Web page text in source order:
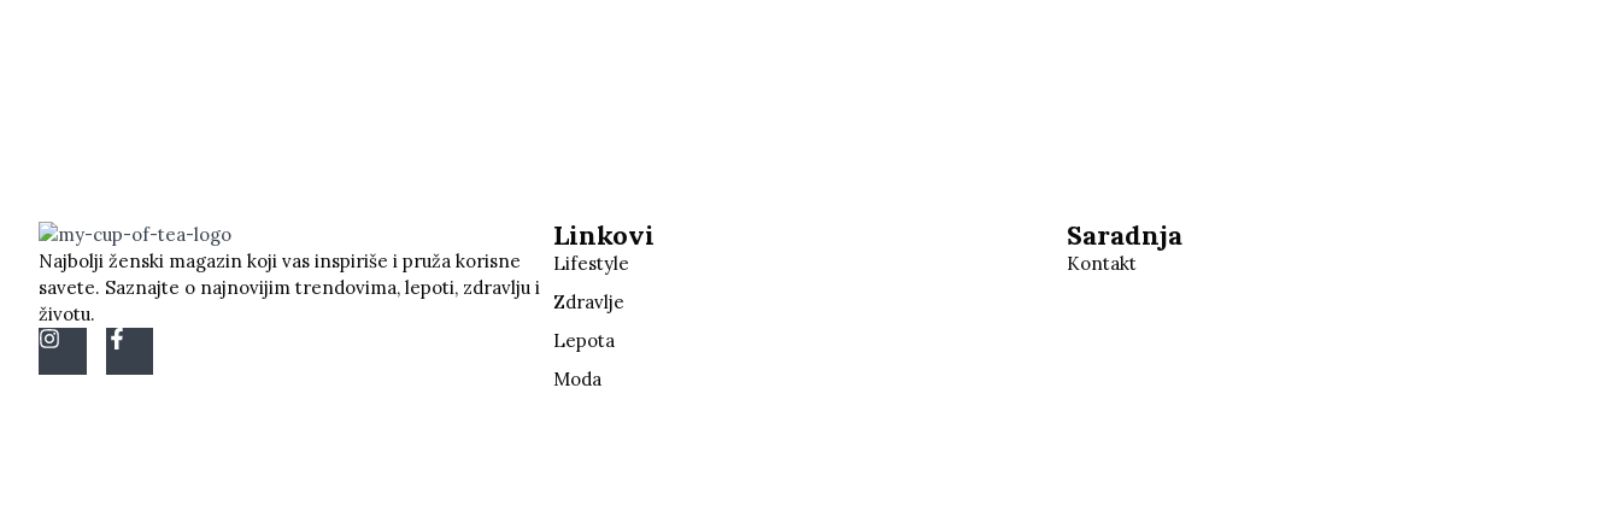
Najbolji ženski magazin koji vas inspiriše i pruža korisne
savete. Saznajte o najnovijim trendovima, lepoti, zdravlju i
životu.
Linkovi
Lifestyle
Zdravlje
Lepota
Moda
Saradnja
Kontakt